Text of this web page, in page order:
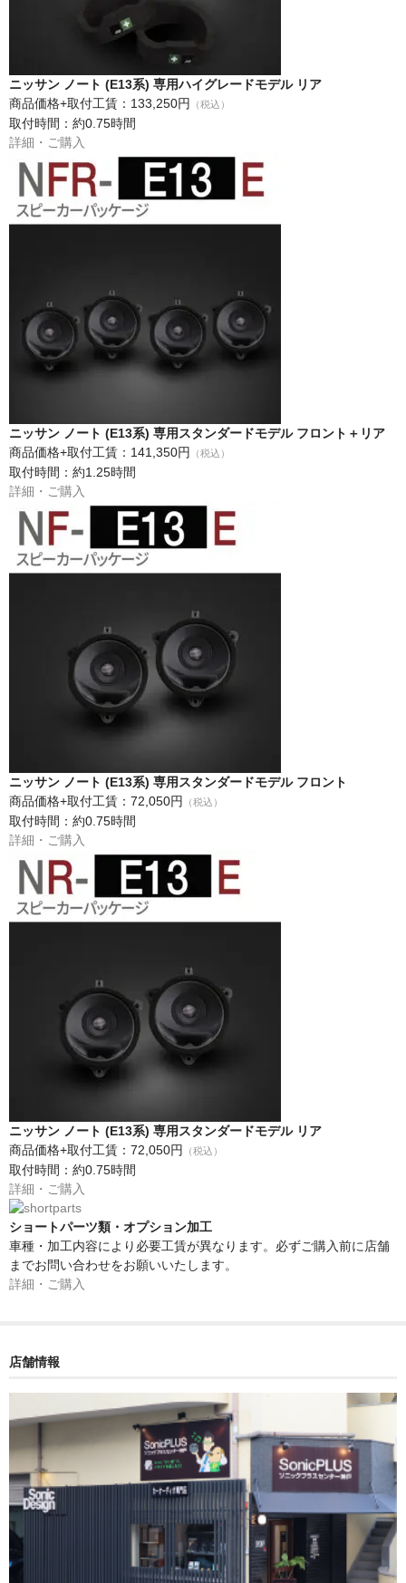
ニッサン ノート (E13系) 専用ハイグレードモデル リア
商品価格+取付工賃：133,250円
（税込）
取付時間：約0.75時間
詳細・ご購入
ニッサン ノート (E13系) 専用スタンダードモデル フロント＋リア
商品価格+取付工賃：141,350円
（税込）
取付時間：約1.25時間
詳細・ご購入
ニッサン ノート (E13系) 専用スタンダードモデル フロント
商品価格+取付工賃：72,050円
（税込）
取付時間：約0.75時間
詳細・ご購入
ニッサン ノート (E13系) 専用スタンダードモデル リア
商品価格+取付工賃：72,050円
（税込）
取付時間：約0.75時間
詳細・ご購入
ショートパーツ類・オプション加工
車種・加工内容により必要工賃が異なります。必ずご購入前に店舗
までお問い合わせをお願いいたします。
詳細・ご購入
店舗情報